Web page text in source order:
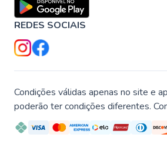
REDES SOCIAIS
Condições válidas apenas no site e
poderão ter condições diferentes.